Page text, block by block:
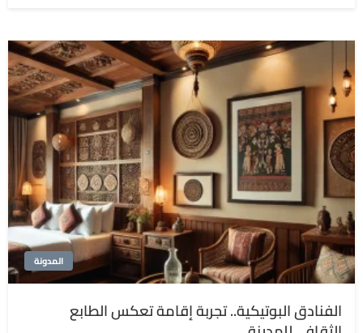
المدونة
الفنادق البوتيكية.. تجربة إقامة تعكس الطابع